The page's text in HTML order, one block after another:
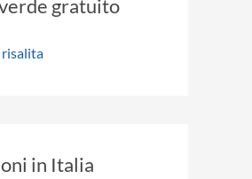
gratuito
in Italia